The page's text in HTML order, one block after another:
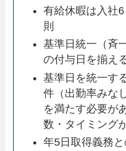
有給休暇は入社
則
基準日統一（斉
の付与日を揃え
基準日を統一す
件（出勤率みな
を満たす必要が
数・タイミング
年5日取得義務